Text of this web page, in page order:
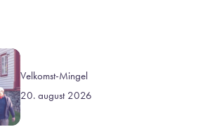
Velkomst-Mingel
20. august 2026